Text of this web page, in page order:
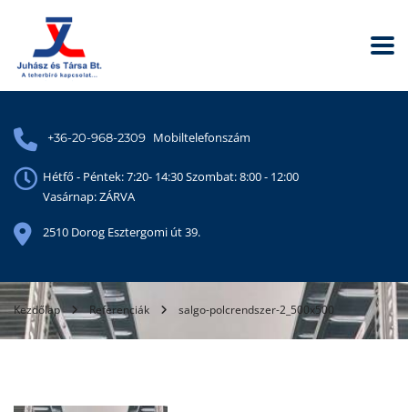
+36-20-968-2309 Mobiltelefonszám
Hétfő - Péntek: 7:20- 14:30 Szombat: 8:00 - 12:00
Vasárnap: ZÁRVA
2510 Dorog Esztergomi út 39.
Kezdőlap Referenciák salgo-polcrendszer-2_500x500